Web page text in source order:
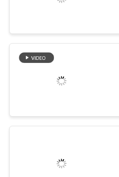
UNE
CITATION
SITE
POLITIQUE